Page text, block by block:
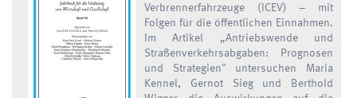
Verbrennerfahrzeuge (ICEV) – mit
Folgen für die öffentlichen Einnahmen.
Im Artikel „Antriebswende und
Straßenverkehrsabgaben: Prognosen
und Strategien" untersuchen Maria
Kennel, Gernot Sieg und Berthold